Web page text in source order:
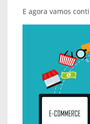
E agora vamos